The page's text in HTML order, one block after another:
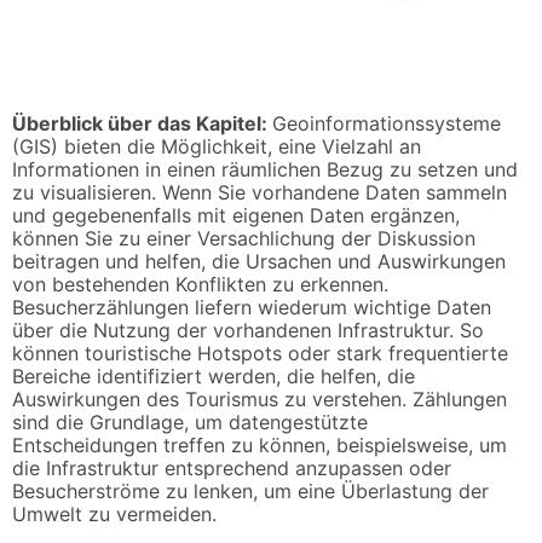
Überblick über das Kapitel: Geoinformationssysteme
(GIS) bieten die Möglichkeit, eine Vielzahl an
Informationen in einen räumlichen Bezug zu setzen und
zu visualisieren. Wenn Sie vorhandene Daten sammeln
und gegebenenfalls mit eigenen Daten ergänzen,
können Sie zu einer Versachlichung der Diskussion
beitragen und helfen, die Ursachen und Auswirkungen
von bestehenden Konflikten zu erkennen.
Besucherzählungen liefern wiederum wichtige Daten
über die Nutzung der vorhandenen Infrastruktur. So
können touristische Hotspots oder stark frequentierte
Bereiche identifiziert werden, die helfen, die
Auswirkungen des Tourismus zu verstehen. Zählungen
sind die Grundlage, um datengestützte
Entscheidungen treffen zu können, beispielsweise, um
die Infrastruktur entsprechend anzupassen oder
Besucherströme zu lenken, um eine Überlastung der
Umwelt zu vermeiden.